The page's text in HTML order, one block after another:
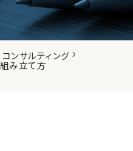
コンサルティング
み立て方